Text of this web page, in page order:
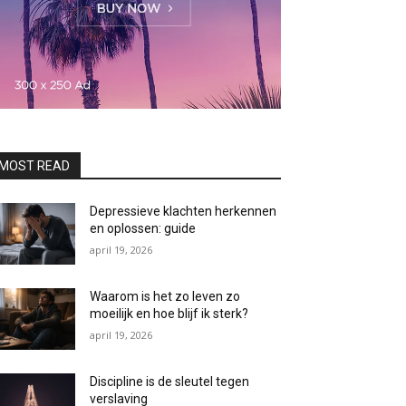
READ
Depressieve klachten herkennen
en oplossen: guide
april 19, 2026
Waarom is het zo leven zo
moeilijk en hoe blijf ik sterk?
april 19, 2026
Discipline is de sleutel tegen
verslaving